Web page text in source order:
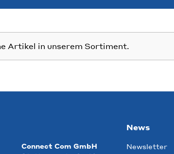
Artikel in unserem Sortiment.
Connect Com GmbH
News
Newsletter